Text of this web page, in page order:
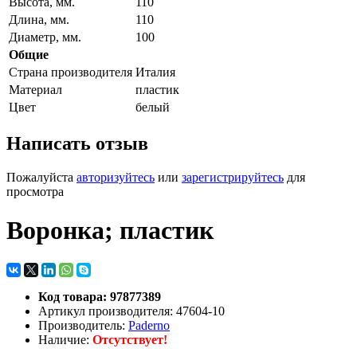
Длина, мм.
110
Диаметр, мм.
100
Общие
Страна производителя Италия
Материал
пластик
Цвет
белый
Написать отзыв
Пожалуйста авторизуйтесь или зарегистрируйтесь для
просмотра
Воронка; пластик
Код товара: 97877389
Артикул производителя: 47604-10
Производитель: Paderno
Наличие: Отсутствует!